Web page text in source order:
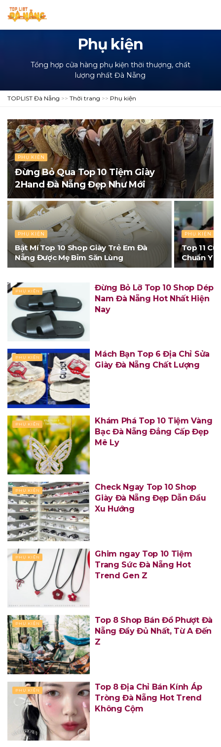
Phụ kiện
Tổng hợp cửa hàng phụ kiện thời thượng, chất
lượng nhất Đà Nẵng
TOPLIST Đà Nẵng >> Thời trang >> Phụ kiện
PHỤ KIỆN
Đừng Bỏ Qua Top 10 Tiệm Giày
2Hand Đà Nẵng Đẹp Như Mới
PHỤ KIỆN
Bật Mí Top 10 Shop Giày Trẻ Em Đà
Nẵng Được Mẹ Bỉm Săn Lùng
PHỤ KIỆN
Top 11
Chuẩn Y
PHỤ KIỆN
Đừng Bỏ Lỡ Top 10 Shop Dép
Nam Đà Nẵng Hot Nhất Hiện
Nay
PHỤ KIỆN
Mách Bạn Top 6 Địa Chỉ Sửa
Giày Đà Nẵng Chất Lượng
PHỤ KIỆN
Khám Phá Top 10 Tiệm Vàng
Bạc Đà Nẵng Đẳng Cấp Đẹp
Mê Ly
PHỤ KIỆN
Check Ngay Top 10 Shop
Giày Đà Nẵng Đẹp Dẫn Đầu
Xu Hướng
PHỤ KIỆN
Ghim ngay Top 10 Tiệm
Trang Sức Đà Nẵng Hot
Trend Gen Z
PHỤ KIỆN
Top 8 Shop Bán Đồ Phượt Đà
Nẵng Đầy Đủ Nhất, Từ A Đến
Z
PHỤ KIỆN
Top 8 Địa Chỉ Bán Kính Áp
Tròng Đà Nẵng Hot Trend
Không Cộm